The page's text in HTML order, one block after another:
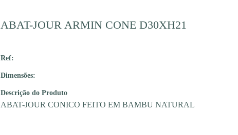
ABAT-JOUR ARMIN CONE D30XH21
Ref:
Dimensões:
Descrição do Produto
ABAT-JOUR CONICO FEITO EM BAMBU NATURAL